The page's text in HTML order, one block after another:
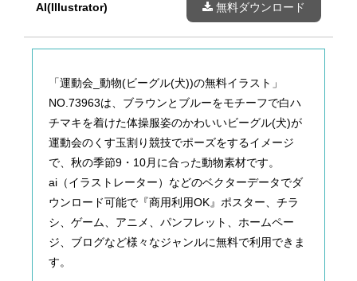
AI(Illustrator) 無料ダウンロード
「運動会_動物(ビーグル(犬))の無料イラスト」
NO.73963は、ブラウンとブルーをモチーフで白ハ
チマキを着けた体操服姿のかわいいビーグル(犬)が
運動会のくす玉割り競技でポーズをするイメージ
で、秋の季節9・10月に合った動物素材です。
ai（イラストレーター）などのベクターデータでダ
ウンロード可能で『商用利用OK』ポスター、チラ
シ、ゲーム、アニメ、パンフレット、ホームペー
ジ、ブログなど様々なジャンルに無料で利用できま
す。